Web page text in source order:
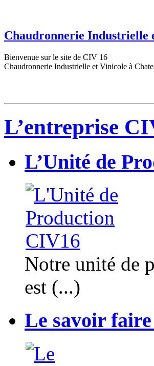
Chaudronnerie Industrielle
Bienvenue sur le site de CIV 16
Chaudronnerie Industrielle et Vinicole à
L’entreprise
L’Unité de
Notre unité de
est (...)
Le savoir